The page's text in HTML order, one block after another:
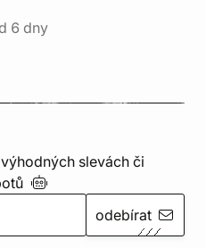
6 dny
slevách či
odebírat